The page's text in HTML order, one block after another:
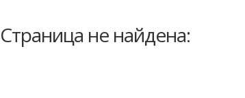
Страница не найдена: